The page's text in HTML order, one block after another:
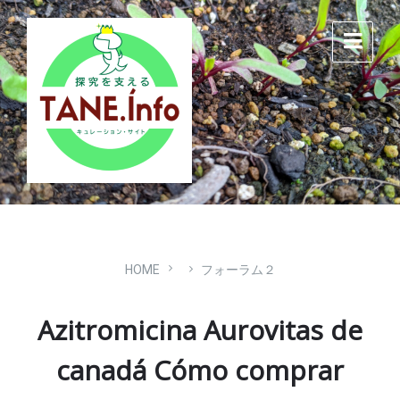
Skip
to
content
Skip
to
main
navigation
Skip
to
footer
HOME フォーラム２
Azitromicina Aurovitas de
canadá Cómo comprar